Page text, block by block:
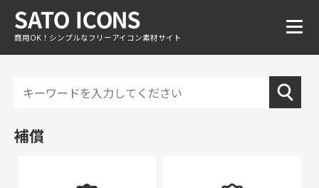
商用OK！シンプルなフリーアイコン素材サイト
補償